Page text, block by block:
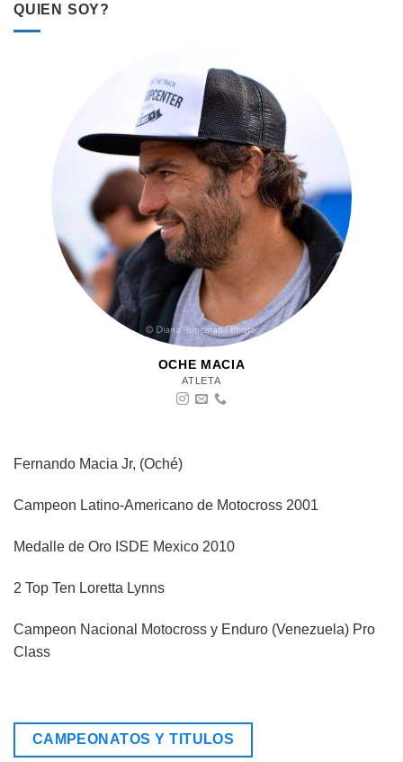
QUIEN SOY?
OCHE MACIA
ATLETA
Fernando Macia Jr, (Oché)
Campeon Latino-Americano de Motocross 2001
Medalle de Oro ISDE Mexico 2010
2 Top Ten Loretta Lynns
Campeon Nacional Motocross y Enduro (Venezuela) Pro
Class
CAMPEONATOS Y TITULOS